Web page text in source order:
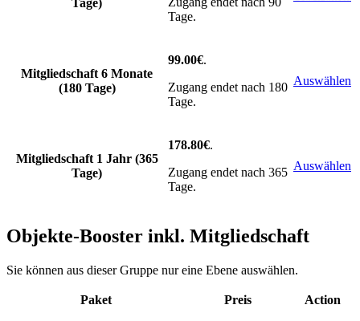
Tage)
Tage.
Mitgliedschaft 6 Monate
(180 Tage)
99.00€.
Zugang endet nach 180
Tage.
Auswählen
Mitgliedschaft 1 Jahr (365
Tage)
178.80€.
Zugang endet nach 365
Tage.
Auswählen
Objekte-Booster inkl. Mitgliedschaft
Sie können aus dieser Gruppe nur eine Ebene auswählen.
Paket Preis Action